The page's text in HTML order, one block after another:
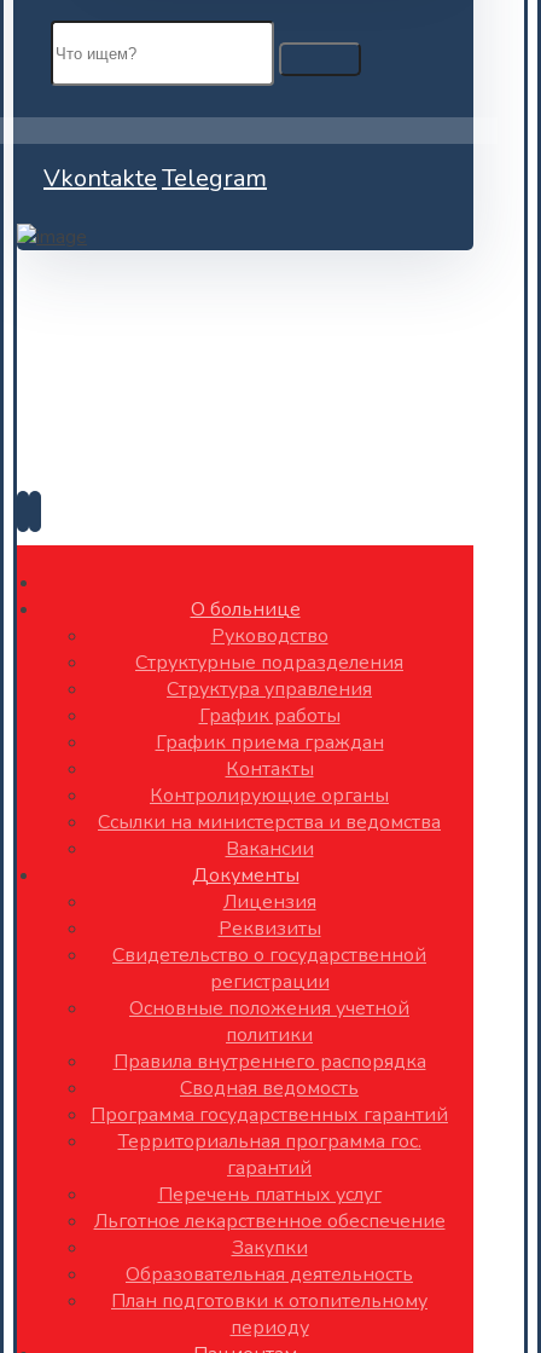
VkontakteTelegram
О больнице
Руководство
Структурные подразделения
Структура управления
График работы
График приема граждан
Контакты
Контролирующие органы
Ссылки на министерства и ведомства
Вакансии
Документы
Лицензия
Реквизиты
Свидетельство о государственной
регистрации
Основные положения учетной
политики
Правила внутреннего распорядка
Сводная ведомость
Программа государственных гарантий
Территориальная программа гос.
гарантий
Перечень платных услуг
Льготное лекарственное обеспечение
Закупки
Образовательная деятельность
План подготовки к отопительному
периоду